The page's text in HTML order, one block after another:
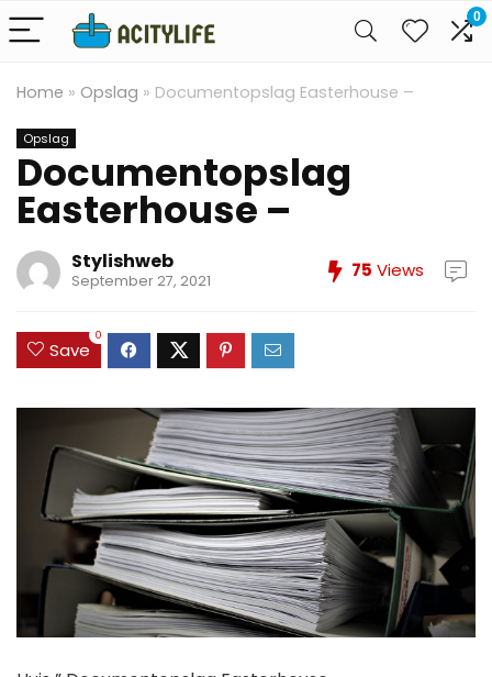
0
Home » Opslag » Documentopslag Easterhouse –
Opslag
Documentopslag
Easterhouse –
Stylishweb
September 27, 2021 75 Views
Save
0